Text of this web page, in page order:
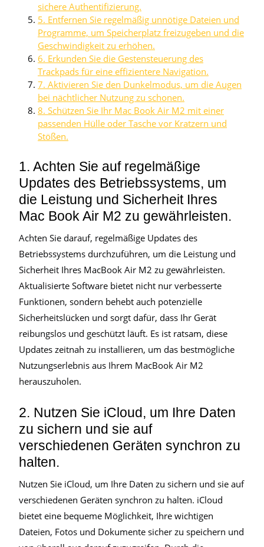
sichere Authentifizierung.
5. Entfernen Sie regelmäßig unnötige Dateien und
Programme, um Speicherplatz freizugeben und die
Geschwindigkeit zu erhöhen.
6. Erkunden Sie die Gestensteuerung des
Trackpads für eine effizientere Navigation.
7. Aktivieren Sie den Dunkelmodus, um die Augen
bei nächtlicher Nutzung zu schonen.
8. Schützen Sie Ihr Mac Book Air M2 mit einer
passenden Hülle oder Tasche vor Kratzern und
Stößen.
1. Achten Sie auf regelmäßige
Updates des Betriebssystems, um
die Leistung und Sicherheit Ihres
Mac Book Air M2 zu gewährleisten.
Achten Sie darauf, regelmäßige Updates des
Betriebssystems durchzuführen, um die Leistung und
Sicherheit Ihres MacBook Air M2 zu gewährleisten.
Aktualisierte Software bietet nicht nur verbesserte
Funktionen, sondern behebt auch potenzielle
Sicherheitslücken und sorgt dafür, dass Ihr Gerät
reibungslos und geschützt läuft. Es ist ratsam, diese
Updates zeitnah zu installieren, um das bestmögliche
Nutzungserlebnis aus Ihrem MacBook Air M2
herauszuholen.
2. Nutzen Sie iCloud, um Ihre Daten
zu sichern und sie auf
verschiedenen Geräten synchron zu
halten.
Nutzen Sie iCloud, um Ihre Daten zu sichern und sie auf
verschiedenen Geräten synchron zu halten. iCloud
bietet eine bequeme Möglichkeit, Ihre wichtigen
Dateien, Fotos und Dokumente sicher zu speichern und